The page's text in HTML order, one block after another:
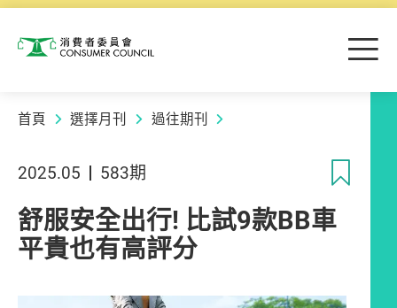
消費者委員會 目
首頁 選擇月刊 過往期刊
2025.05 583期
舒服安全出行! 比試9款BB車
平貴也有高評分